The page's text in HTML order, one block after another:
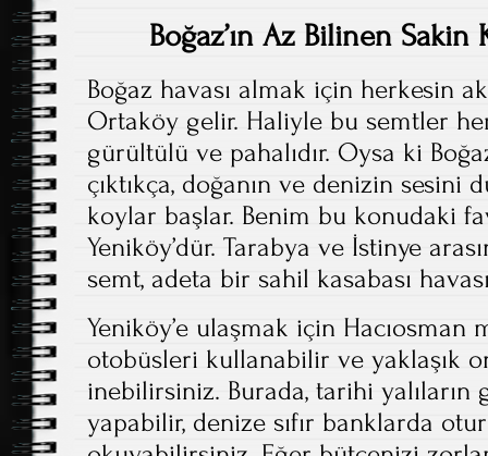
Boğaz’ın Az Bilinen
Boğaz havası almak için herkesin
Ortaköy gelir. Haliyle bu semtler
gürültülü ve pahalıdır. Oysa ki
çıktıkça, doğanın ve denizin
koylar başlar. Benim bu konudaki
Yeniköy’dür. Tarabya ve İstinye
semt, adeta bir sahil kasabası
Yeniköy’e ulaşmak için Hacıosman
otobüsleri kullanabilir ve yaklaşık
inebilirsiniz. Burada, tarihi yalıların
yapabilir, denize sıfır banklarda